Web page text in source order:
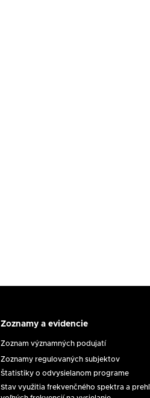
Zoznamy
a
evidencie
Zoznamy a evidencie
Zoznam významných podujatí
Zoznamy regulovaných subjektov
Štatistiky o odvysielanom programe
Stav využitia frekvenčného spektra a